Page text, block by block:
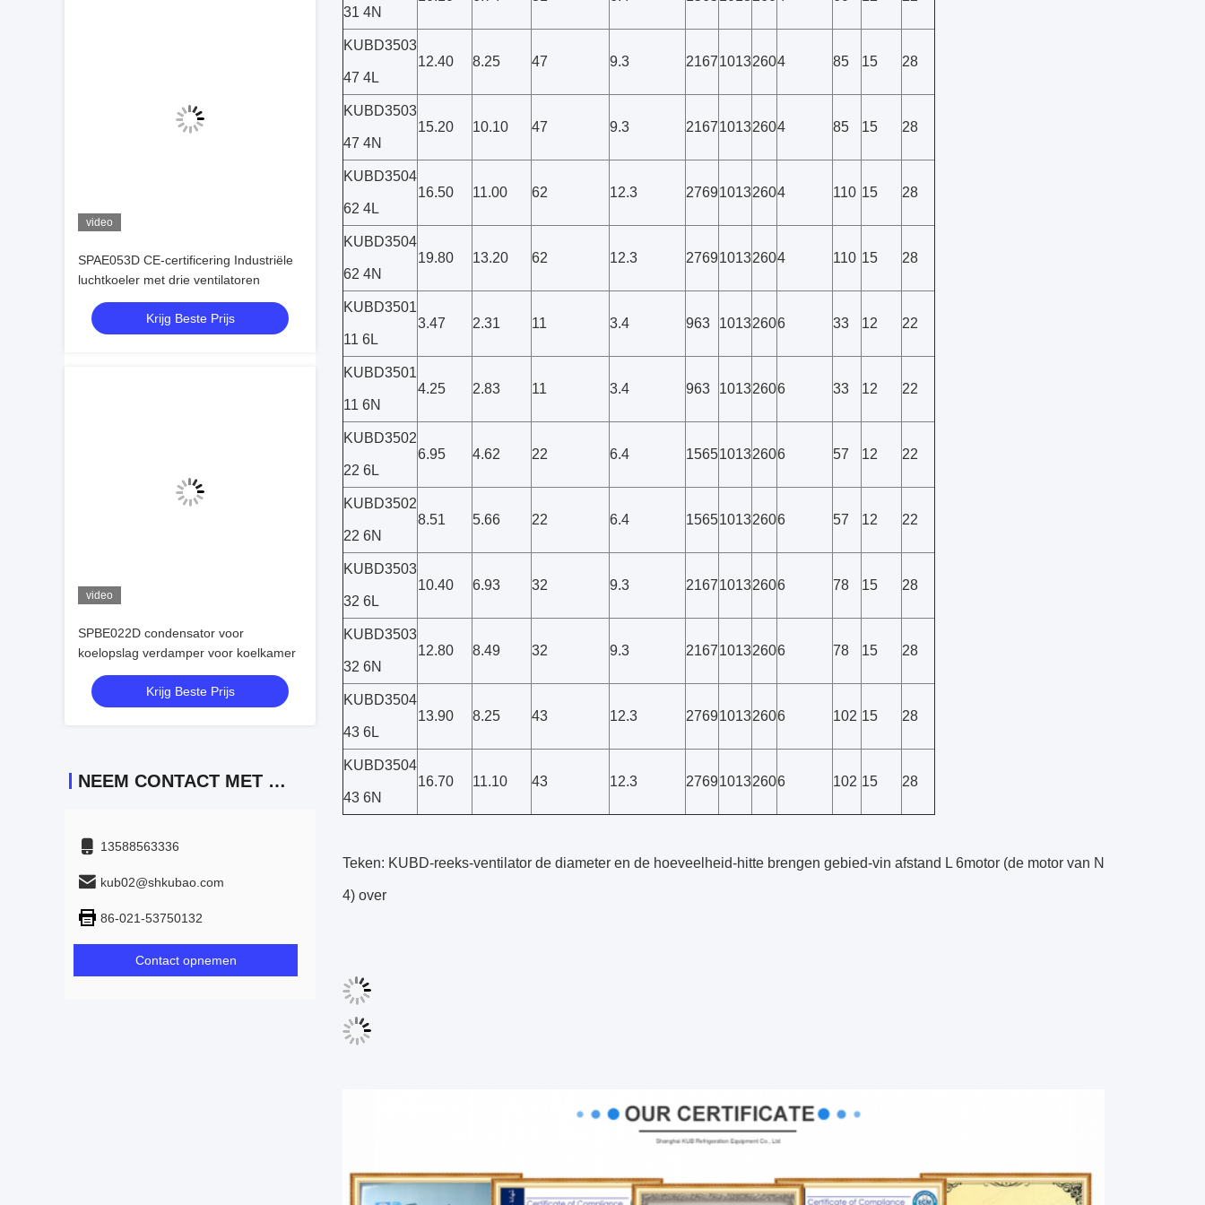
video
SPAE053D CE-certificering Industriële
luchtkoeler met drie ventilatoren
Krijg Beste Prijs
video
SPBE022D condensator voor
koelopslag verdamper voor koelkamer
Krijg Beste Prijs
NEEM CONTACT MET ONS OP
13588563336
kub02@shkubao.com
86-021-53750132
Contact opnemen
31 4N
KUBD3503
47 4L
12.40 8.25 47 9.3 216710132604 85 15 28
KUBD3503
47 4N
15.20 10.10 47 9.3 216710132604 85 15 28
KUBD3504
62 4L
16.50 11.00 62 12.3 276910132604 110 15 28
KUBD3504
62 4N
19.80 13.20 62 12.3 276910132604 110 15 28
KUBD3501
11 6L
3.47 2.31 11 3.4 963 10132606 33 12 22
KUBD3501
11 6N
4.25 2.83 11 3.4 963 10132606 33 12 22
KUBD3502
22 6L
6.95 4.62 22 6.4 156510132606 57 12 22
KUBD3502
22 6N
8.51 5.66 22 6.4 156510132606 57 12 22
KUBD3503
32 6L
10.40 6.93 32 9.3 216710132606 78 15 28
KUBD3503
32 6N
12.80 8.49 32 9.3 216710132606 78 15 28
KUBD3504
43 6L
13.90 8.25 43 12.3 276910132606 102 15 28
KUBD3504
43 6N
16.70 11.10 43 12.3 276910132606 102 15 28
Teken: KUBD-reeks-ventilator de diameter en de hoeveelheid-hitte brengen gebied-vin afstand L 6motor (de motor van N
4) over